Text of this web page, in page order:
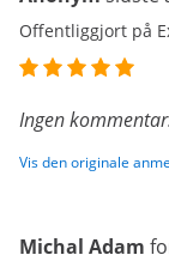
Offentliggjort på
Ingen
Vis den originale
Michal Adam